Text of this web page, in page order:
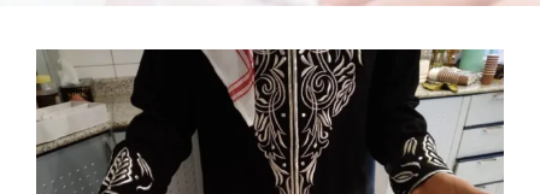
مشاهدة
صورة
أكبر